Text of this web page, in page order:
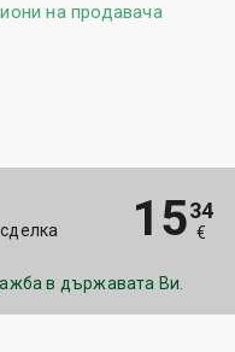
1534
€
в държавата Ви.
на продавача